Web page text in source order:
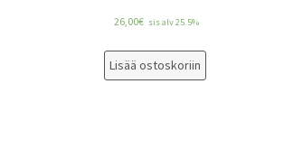
26,00€ sis alv 25.5%
Lisää ostoskoriin